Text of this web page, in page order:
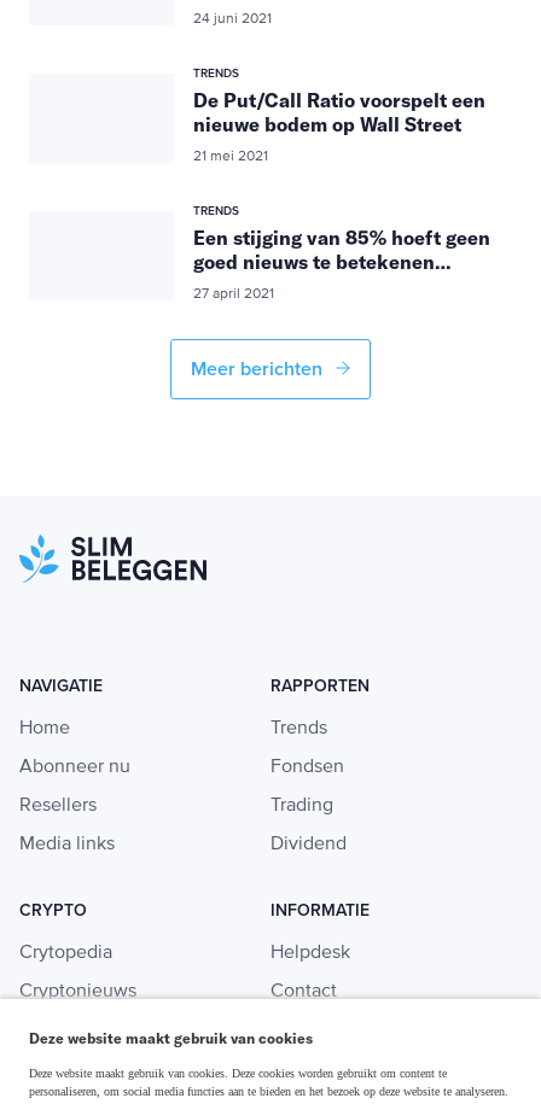
24 juni 2021
TRENDS
De Put/Call Ratio voorspelt een
nieuwe bodem op Wall Street
21 mei 2021
TRENDS
Een stijging van 85% hoeft geen
goed nieuws te betekenen…
27 april 2021
Meer berichten
NAVIGATIE
Home
Abonneer nu
Resellers
Media links
RAPPORTEN
Trends
Fondsen
Trading
Dividend
CRYPTO
Crytopedia
Cryptonieuws
Crypto koopgids
Investeren in crypto
INFORMATIE
Helpdesk
Contact
Adverteren
Deze website maakt gebruik van cookies
Deze website maakt gebruik van cookies. Deze cookies worden gebruikt om content te
personaliseren, om social media functies aan te bieden en het bezoek op deze website te analyseren.